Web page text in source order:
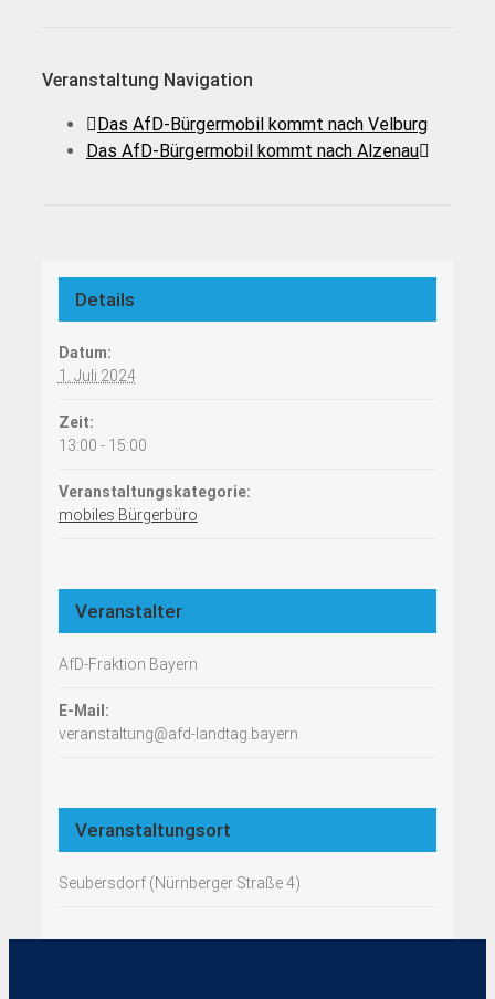
Veranstaltung Navigation
Das AfD-Bürgermobil kommt nach Velburg
Das AfD-Bürgermobil kommt nach Alzenau
Details
Datum:
1. Juli 2024
Zeit:
13:00 - 15:00
Veranstaltungskategorie:
mobiles Bürgerbüro
Veranstalter
AfD-Fraktion Bayern
E-Mail:
veranstaltung@afd-landtag.bayern
Veranstaltungsort
Seubersdorf (Nürnberger Straße 4)